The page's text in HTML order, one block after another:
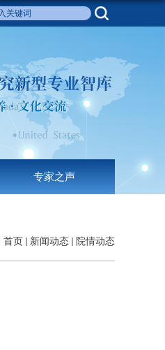
专家之声
首页 新闻动态 院情动态